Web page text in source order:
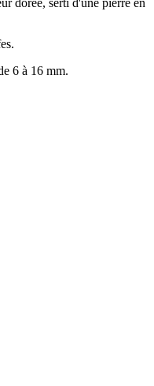
dorée, serti d'une pierre en
6 à 16 mm.